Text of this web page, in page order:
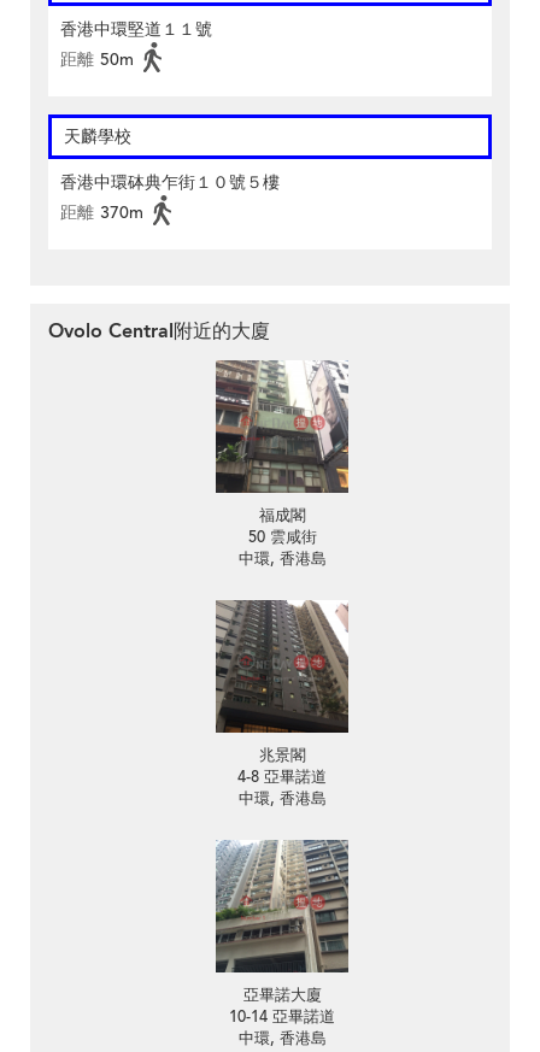
香港中環堅道１１號
距離 50m
天麟學校
香港中環砵典乍街１０號５樓
距離 370m
Ovolo Central附近的大廈
福成閣
50 雲咸街
中環, 香港島
兆景閣
4-8 亞畢諾道
中環, 香港島
亞畢諾大廈
10-14 亞畢諾道
中環, 香港島